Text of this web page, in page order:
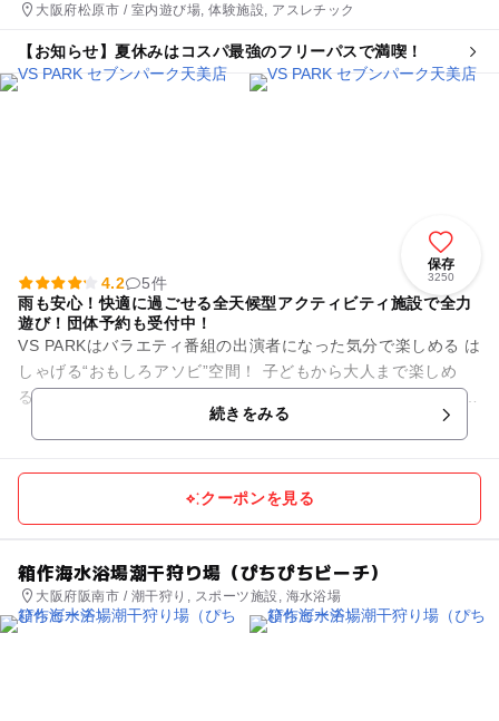
大阪府松原市 / 室内遊び場, 体験施設, アスレチック
【お知らせ】夏休みはコスパ最強のフリーパスで満喫！
保存
3250
4.2
5件
雨も安心！快適に過ごせる全天候型アクティビティ施設で全力
遊び！団体予約も受付中！
VS PARKはバラエティ番組の出演者になった気分で楽しめる は
しゃげる“おもしろアソビ”空間！ 子どもから大人まで楽しめ
る、遊んでいる人も、見ている人も一緒に盛り上がれる“はっち
続きをみる
クーポンを見る
箱作海水浴場潮干狩り場（ぴちぴちビーチ）
大阪府阪南市 / 潮干狩り, スポーツ施設, 海水浴場